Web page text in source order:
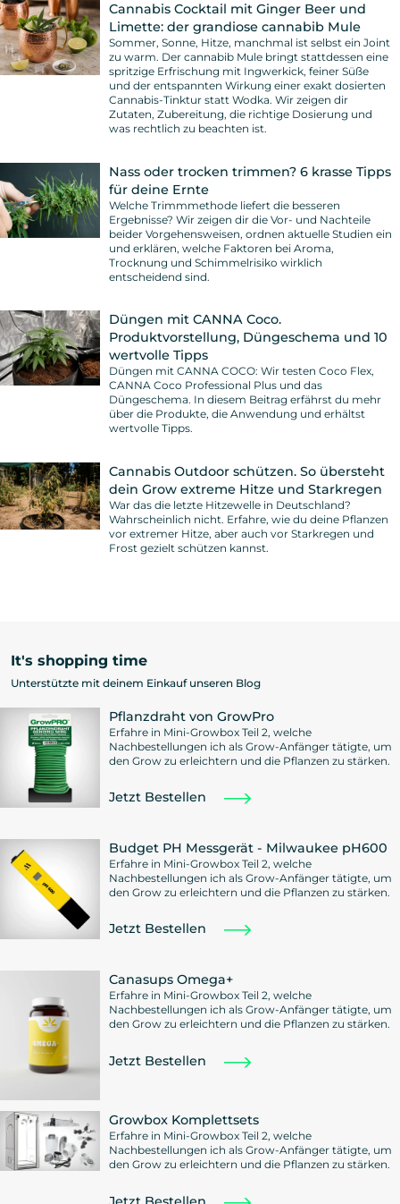
Cannabis Cocktail mit Ginger Beer und
Limette: der grandiose cannabib Mule
Sommer, Sonne, Hitze, manchmal ist selbst ein Joint
zu warm. Der cannabib Mule bringt stattdessen eine
spritzige Erfrischung mit Ingwerkick, feiner Süße
und der entspannten Wirkung einer exakt dosierten
Cannabis-Tinktur statt Wodka. Wir zeigen dir
Zutaten, Zubereitung, die richtige Dosierung und
was rechtlich zu beachten ist.
Nass oder trocken trimmen? 6 krasse Tipps
für deine Ernte
Welche Trimmmethode liefert die besseren
Ergebnisse? Wir zeigen dir die Vor- und Nachteile
beider Vorgehensweisen, ordnen aktuelle Studien ein
und erklären, welche Faktoren bei Aroma,
Trocknung und Schimmelrisiko wirklich
entscheidend sind.
Düngen mit CANNA Coco.
Produktvorstellung, Düngeschema und 10
wertvolle Tipps
Düngen mit CANNA COCO: Wir testen Coco Flex,
CANNA Coco Professional Plus und das
Düngeschema. In diesem Beitrag erfährst du mehr
über die Produkte, die Anwendung und erhältst
wertvolle Tipps.
Cannabis Outdoor schützen. So übersteht
dein Grow extreme Hitze und Starkregen
War das die letzte Hitzewelle in Deutschland?
Wahrscheinlich nicht. Erfahre, wie du deine Pflanzen
vor extremer Hitze, aber auch vor Starkregen und
Frost gezielt schützen kannst.
It's shopping time
Unterstützte mit deinem Einkauf unseren Blog
Pflanzdraht von GrowPro
Erfahre in Mini-Growbox Teil 2, welche
Nachbestellungen ich als Grow-Anfänger tätigte, um
den Grow zu erleichtern und die Pflanzen zu stärken.
Jetzt Bestellen
Budget PH Messgerät - Milwaukee pH600
Erfahre in Mini-Growbox Teil 2, welche
Nachbestellungen ich als Grow-Anfänger tätigte, um
den Grow zu erleichtern und die Pflanzen zu stärken.
Jetzt Bestellen
Canasups Omega+
Erfahre in Mini-Growbox Teil 2, welche
Nachbestellungen ich als Grow-Anfänger tätigte, um
den Grow zu erleichtern und die Pflanzen zu stärken.
Jetzt Bestellen
Growbox Komplettsets
Erfahre in Mini-Growbox Teil 2, welche
Nachbestellungen ich als Grow-Anfänger tätigte, um
den Grow zu erleichtern und die Pflanzen zu stärken.